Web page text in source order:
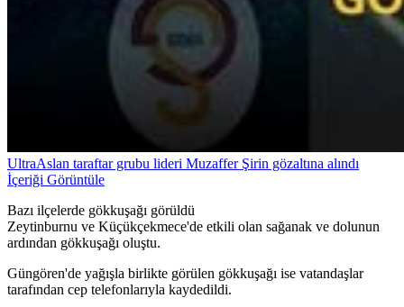
UltraAslan taraftar grubu lideri Muzaffer Şirin gözaltına alındı
İçeriği Görüntüle
Bazı ilçelerde gökkuşağı görüldü
Zeytinburnu ve Küçükçekmece'de etkili olan sağanak ve dolunun
ardından gökkuşağı oluştu.
Güngören'de yağışla birlikte görülen gökkuşağı ise vatandaşlar
tarafından cep telefonlarıyla kaydedildi.